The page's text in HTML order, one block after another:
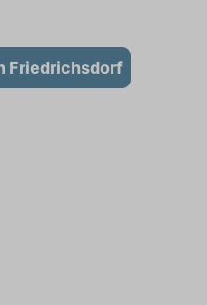
Friedrichsdorf